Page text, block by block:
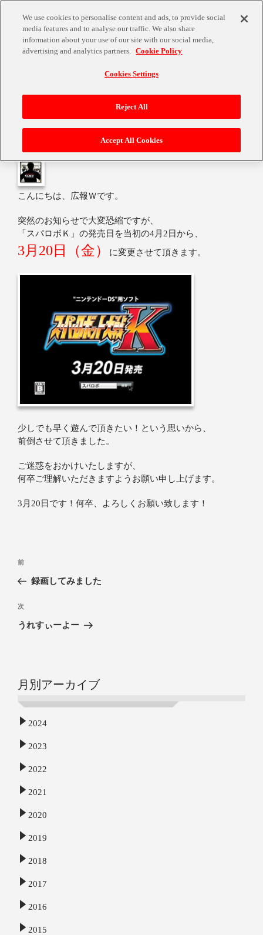
「スパロボK」が3月20日（金）発売に！
こんにちは、広報Ｗです。
突然のお知らせで大変恐縮ですが、
「スパロボＫ」の発売日を当初の4月2日から、
3月20日（金） に変更させて頂きます。
少しでも早く遊んで頂きたい！という思いから、
前倒させて頂きました。
ご迷惑をおかけいたしますが、
何卒ご理解いただきますようお願い申し上げます。
3月20日です！何卒、よろしくお願い致します！
前
録画してみました
次
うれすぃーよー
月別アーカイブ
2024
2023
2022
2021
2020
2019
2018
2017
2016
2015
We use cookies to personalise content and ads, to provide social
media features and to analyse our traffic. We also share
information about your use of our site with our social media,
advertising and analytics partners. Cookie Policy
Cookies Settings
Reject All
Accept All Cookies